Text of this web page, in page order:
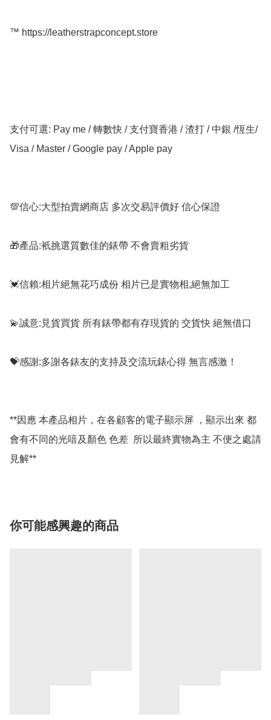
™️ https://leatherstrapconcept.store
支付可選: Pay me / 轉數快 / 支付寶香港 / 渣打 / 中銀 /恆生/
Visa / Master / Google pay / Apple pay
💯信心:大型拍賣網商店 多次交易評價好 信心保證
🎁產品:衹挑選質數佳的錶帶 不會賣粗劣貨
💓信賴:相片絕無花巧成份 相片已是實物相,絕無加工
💫誠意:見貨買貨 所有錶帶都有存現貨的 交貨快 絕無借口
💝感謝:多謝各錶友的支持及交流玩錶心得 無言感激！
**因應 本產品相片，在各顧客的電子顯示屏 ，顯示出來 都
會有不同的光喑及顏色 色差  所以最終實物為主 不便之處請
你可能感興趣的商品